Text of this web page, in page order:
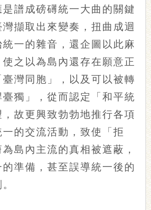
譜成磅礡統一大曲的關鍵
擷取出來變奏，扭曲成迴
一的雜音，還企圖以此麻
之以為島內還存在願意正
臺灣同胞」，以及可以被轉
獨」，從而認定「和平統
故更興致勃勃地推行各項
的交流活動，致使「拒
島內主流的真相被遮蔽，
準備，甚至誤導統一後的